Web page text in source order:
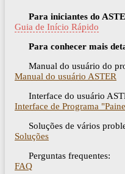
Para iniciantes do
Guia de Início Rápido
Para conhecer mais
Manual do usuário do
Manual do usuário ASTER
Interface do usuário
Interface de Programa
Soluções de vários
Soluções
Perguntas frequentes:
FAQ